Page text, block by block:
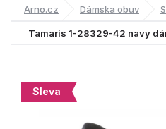
Arno.cz Dámska obuv
Tamaris 1-28329-42 navy
Sleva